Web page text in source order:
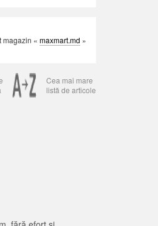
magazin « maxmart.md »
Cea mai mare
listă de articole